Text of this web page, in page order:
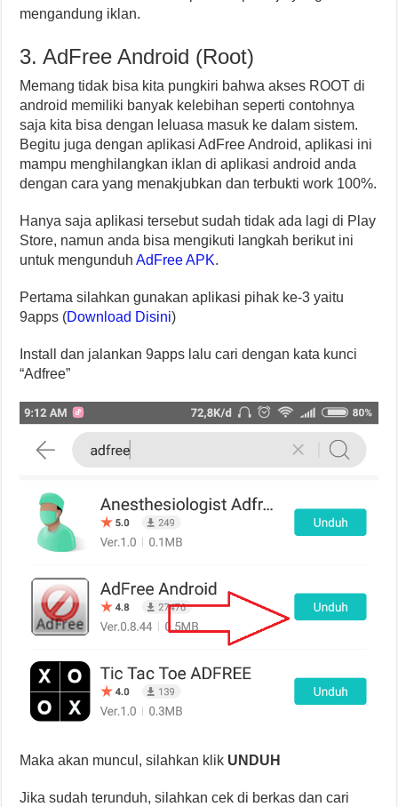
mengandung iklan.
3. AdFree Android (Root)
Memang tidak bisa kita pungkiri bahwa akses ROOT di
android memiliki banyak kelebihan seperti contohnya
saja kita bisa dengan leluasa masuk ke dalam sistem.
Begitu juga dengan aplikasi AdFree Android, aplikasi ini
mampu menghilangkan iklan di aplikasi android anda
dengan cara yang menakjubkan dan terbukti work 100%.
Hanya saja aplikasi tersebut sudah tidak ada lagi di Play
Store, namun anda bisa mengikuti langkah berikut ini
untuk mengunduhAdFree APK.
Pertama silahkan gunakan aplikasi pihak ke-3 yaitu
9apps (Download Disini)
Install dan jalankan 9apps lalu cari dengan kata kunci
“Adfree”
Maka akan muncul, silahkan klik UNDUH
Jika sudah terunduh, silahkan cek di berkas dan cari